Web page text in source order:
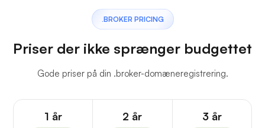
.BROKER PRICING
Priser der ikke sprænger budgettet
Gode priser på din .broker-domæneregistrering.
1 år 2 år 3 år